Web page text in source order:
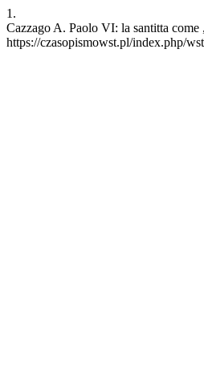
1.
Cazzago A. Paolo VI: la santitta
https://czasopismowst.pl/index.php/